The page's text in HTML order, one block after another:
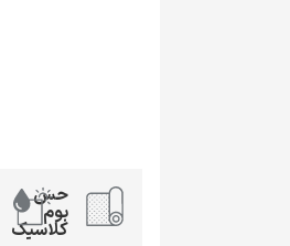
حس
بوم
کلاسیک